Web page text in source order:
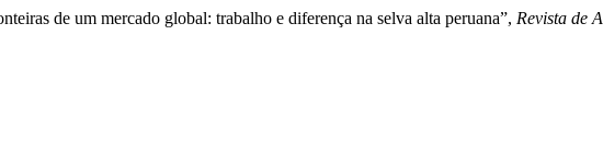
de um mercado global: trabalho e diferença na selva alta peruana”, Revista de